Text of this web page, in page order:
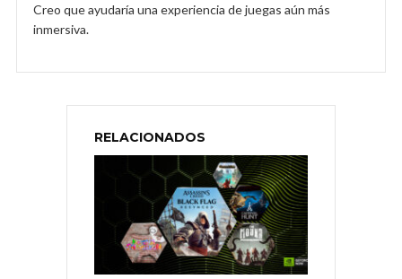
Creo que ayudaría una experiencia de juegas aún más
inmersiva.
RELACIONADOS